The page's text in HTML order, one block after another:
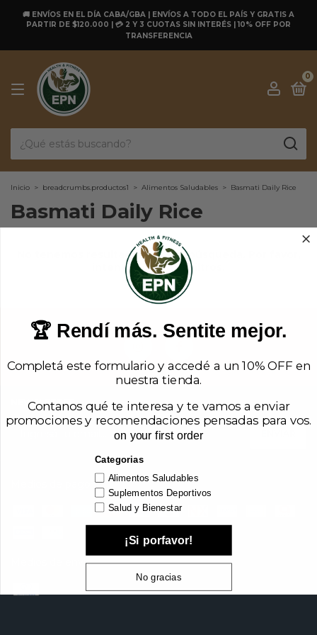
🚚 ENVÍOS EN EL DÍA CABA/GBA | ENVÍOS A TODO EL PAÍS Y GRATIS A
PARTIR DE $120.000 | 💳 2 Y 3 CUOTAS SIN INTERÉS | 10% OFF POR
TRANSFERENCIA
0
Inicio > breadcrumbs.productos1 > Alimentos Saludables > Basmati Daily Rice
Basmati Daily Rice
No tenemos resultados para tu búsqueda. Por favor,
intentá con otros filtros.
NEWSLETTER
Medios de envío
🏆 Rendí más. Sentite mejor.
Completá este formulario y accedé a un 10% OFF en
nuestra tienda.
Contanos qué te interesa y te vamos a enviar
promociones y recomendaciones pensadas para vos.
on your first order
Categorias
Alimentos Saludables
Suplementos Deportivos
Salud y Bienestar
¡Si porfavor!
No gracias